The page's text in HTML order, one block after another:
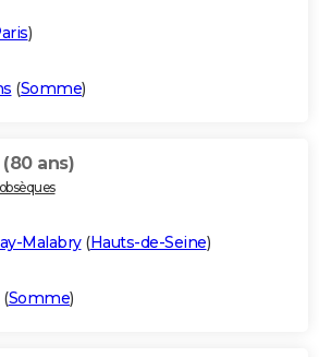
)
(Somme)
(80 ans)
Malabry(Hauts-de-Seine)
(Somme)